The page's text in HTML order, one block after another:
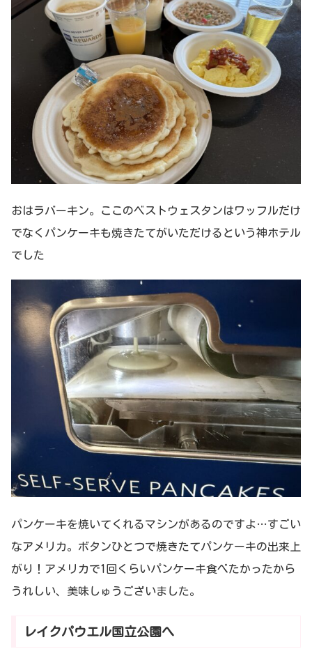
おはラバーキン。ここのベストウェスタンはワッフルだけ
でなくパンケーキも焼きたてがいただけるという神ホテル
でした
パンケーキを焼いてくれるマシンがあるのですよ…すごい
なアメリカ。ボタンひとつで焼きたてパンケーキの出来上
がり！アメリカで1回くらいパンケーキ食べたかったから
うれしい、美味しゅうございました。
レイクパウエル国立公園へ